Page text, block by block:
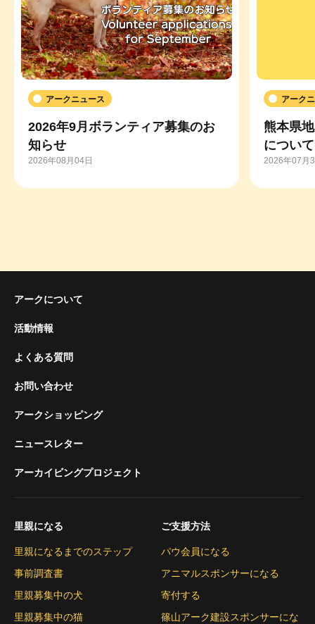
アークニュース
2026年9月ボランティア募集のお
知らせ
2026年08月04日
アーク
熊本県
について
2026年07月
アークについて
活動情報
よくある質問
お問い合わせ
アークショッピング
ニュースレター
アーカイビングプロジェクト
里親になる
里親になるまでのステップ
事前調査書
里親募集中の犬
里親募集中の猫
ご支援方法
パウ会員になる
アニマルスポンサーになる
寄付する
篠山アーク建設スポンサーにな